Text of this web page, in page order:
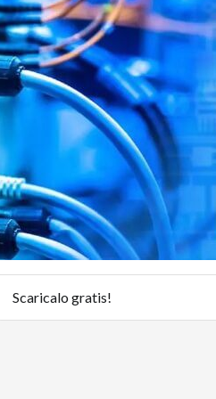
Scaricalo gratis!